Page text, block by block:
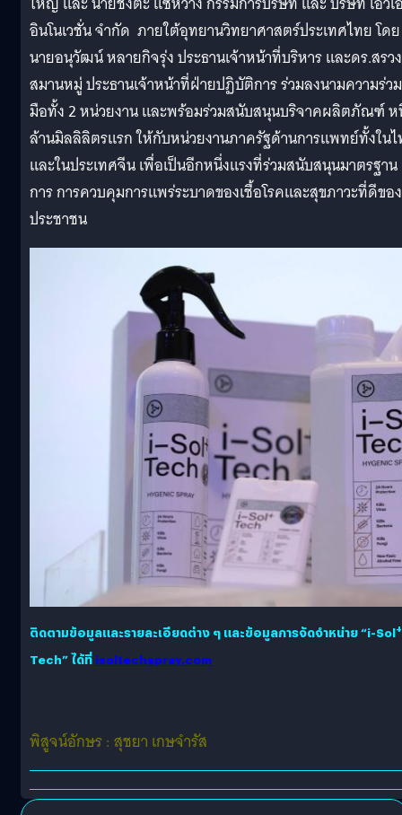
อินโนเวชั่น จำกัด ภายใต้อุทยานวิทยาศาสตร์ประเทศไทย โดย
นายอนุวัฒน์ หลายกิจรุ่ง ประธานเจ้าหน้าที่บริหาร และดร.สรวง
สมานหมู่ ประธานเจ้าหน้าที่ฝ่ายปฏิบัติการ ร่วมลงนามความร่วม
มือทั้ง 2 หน่วยงาน และพร้อมร่วมสนับสนุนบริจาคผลิตภัณฑ์ ห
ล้านมิลลิลิตรแรก ให้กับหน่วยงานภาครัฐด้านการแพทย์ทั้งใน
และในประเทศจีน เพื่อเป็นอีกหนึ่งแรงที่ร่วมสนับสนุนมาตรฐาน
การ การควบคุมการแพร่ระบาดของเชื้อโรคและสุขภาวะที่ดีของ
ประชาชน
ติดตามข้อมูลและรายละเอียดต่าง ๆ และข้อมูลการจัดจำหน่าย “i-Sol+
Tech” ได้ที่ isoltechspray.com
พิสูจน์อักษร : สุชยา เกษจำรัส